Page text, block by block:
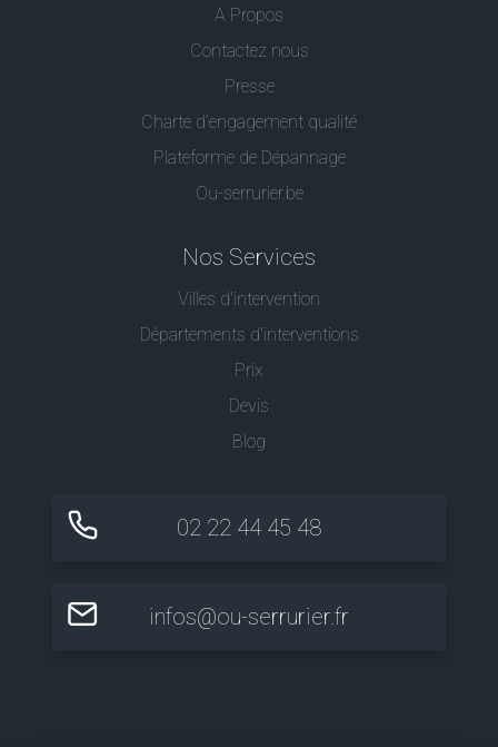
A Propos
Contactez nous
Presse
Charte d’engagement qualité
Plateforme de Dépannage
Ou-serrurier.be
Nos Services
Villes d'intervention
Départements d'interventions
Prix
Devis
Blog
02 22 44 45 48
infos@ou-serrurier.fr